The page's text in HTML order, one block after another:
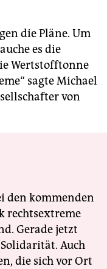
die Pläne. Um
es die
Wertstofftonne
sagte Michael
von
den kommenden
rechtsextreme
Gerade jetzt
Auch
die sich vor Ort